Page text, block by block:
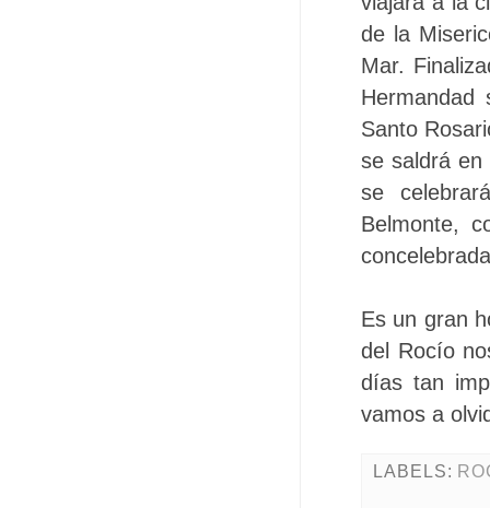
de la
Mar.
Santo
se saldrá en
se
Belmonte,
Es un gran
del Rocío
días tan
vamos a
LABELS: